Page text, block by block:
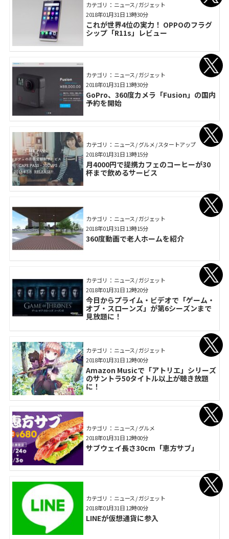
カテゴリ： ニュース / ガジェット
これが世界4位の実力！ OPPOのフラグ
シップ「R11s」レビュー
2018年01月31日 13時30分
カテゴリ： ニュース / ガジェット
GoPro、360度カメラ「Fusion」の国内
予約を開始
2018年01月31日 13時30分
カテゴリ： ニュース / グルメ / スタートアップ
月4000円で提携カフェのコーヒーが30
杯まで飲めるサービス
2018年01月31日 13時15分
カテゴリ： ニュース / ガジェット
360度動画で老人ホームを紹介
2018年01月31日 13時15分
カテゴリ： ニュース / ガジェット
今日からプライム・ビデオで「ゲーム・
オブ・スローンズ」が第6シーズンまで
見放題に！
2018年01月31日 12時20分
カテゴリ： ニュース / ガジェット
Amazon Musicで「アトリエ」シリーズ
のサントラ50タイトル以上が聴き放題
に！
2018年01月31日 12時00分
カテゴリ： ニュース / グルメ
サブウェイ長さ30cm「恵方サブ」
2018年01月31日 12時00分
カテゴリ： ニュース / ガジェット
LINEが仮想通貨に参入
2018年01月31日 12時00分